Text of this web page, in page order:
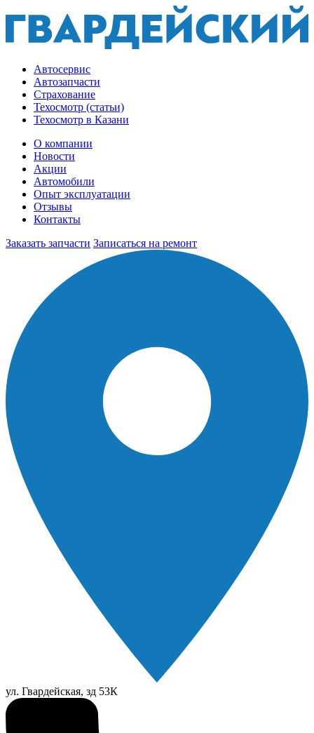
Автосервис
Автозапчасти
Страхование
Техосмотр (статьи)
Техосмотр в Казани
О компании
Новости
Акции
Автомобили
Опыт эксплуатации
Отзывы
Контакты
Заказать запчасти Записаться на ремонт
ул. Гвардейская, зд 53К